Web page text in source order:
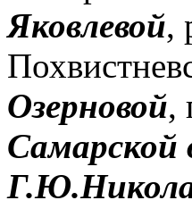
Яковлевой,
Озерновой,
Самарской